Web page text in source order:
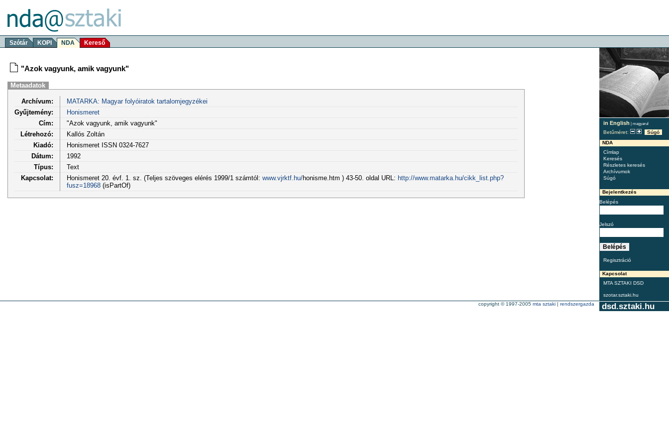
Szótár KOPI NDA Kereső
in English | magyarul
Betűméret:
Súgó
NDA
Címlap
Keresés
Részletes keresés
Archívumok
Súgó
Bejelentkezés
Belépés
Jelszó
Regisztráció
Kapcsolat
MTA SZTAKI DSD
szotar.sztaki.hu
"Azok vagyunk, amik vagyunk"
Metaadatok
Archívum:
MATARKA: Magyar folyóiratok tartalomjegyzékei
Gyűjtemény:
Honismeret
Cím:
"Azok vagyunk, amik vagyunk"
Létrehozó:
Kallós Zoltán
Kiadó:
Honismeret ISSN 0324-7627
Dátum:
1992
Típus:
Text
Kapcsolat:
Honismeret 20. évf. 1. sz. (Teljes szöveges elérés 1999/1 számtól: www.vjrktf.hu/honisme.htm ) 43-50. oldal URL: http://www.matarka.hu/cikk_list.php?
fusz=18968(isPartOf)
dsd.sztaki.hu
copyright © 1997-2005 mta sztaki | rendszergazda